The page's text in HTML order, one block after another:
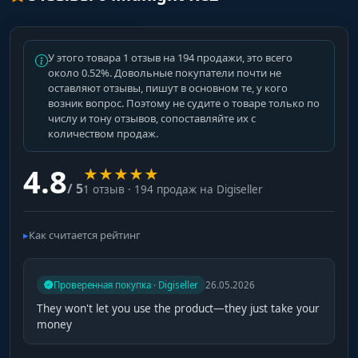
срабатывания авто-выстрела.
Recoil FOV & Smooth
Отдельные настройки радиуса и плавности
при контроле отдачи (зажиме).
Aimbot Start/Stop
Включение и выключение аимбота в
зависимости от количества выпущенных
Wallhack & Visuals (Визуалы)
Enabled
Включение ESP на врагов и тиммейтов.
У этого товара 1 отзыв на 194 продажи, это всего
около 0.52%. Довольные покупатели почти не
оставляют отзывы, пишут в основном те, у кого
возник вопрос. Поэтому не судите о товаре только по
числу и тону отзывов, сопоставляйте их с
количеством продаж.
4.8/ 5
★★★★★
1 отзыв · 194 продаж на Digiseller
Как считается рейтинг
Проверенная покупка · Digiseller 26.05.2026
They won't let you use the product—they just take your
money